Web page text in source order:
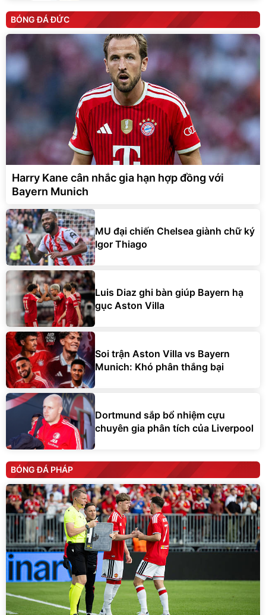
BÓNG ĐÁ ĐỨC
Harry Kane cân nhắc gia hạn hợp đồng với
Bayern Munich
MU đại chiến Chelsea giành chữ ký
Igor Thiago
Luis Diaz ghi bàn giúp Bayern hạ
gục Aston Villa
Soi trận Aston Villa vs Bayern
Munich: Khó phân thắng bại
Dortmund sắp bổ nhiệm cựu
chuyên gia phân tích của Liverpool
BÓNG ĐÁ PHÁP